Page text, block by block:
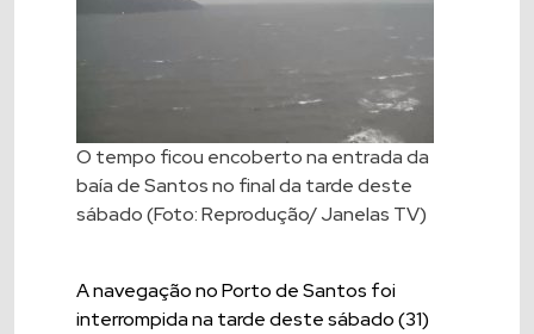
O tempo ficou encoberto na entrada da
baía de Santos no final da tarde deste
sábado (Foto: Reprodução/ Janelas TV)
A navegação no Porto de Santos foi
interrompida na tarde deste sábado (31)